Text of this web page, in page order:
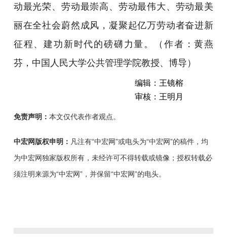
动最光荣、劳动最崇高、劳动最伟大、劳动最美
丽在全社会蔚然成风，凝聚起亿万劳动者奋进新
征程、建功新时代的磅礴力量。
（作者：黄燕
芬，中国人民大学公共管理学院教授、博导）
编辑：王镜榕
审核：王明月
免责声明： 本文仅代表作者观点。
中宏网版权申明： 凡注有“中宏网”或电头为“中宏网”的稿件，均
为中宏网独家版权所有，未经许可不得转载或镜像；授权转载必
须注明来源为“中宏网”，并保留“中宏网”的电头。